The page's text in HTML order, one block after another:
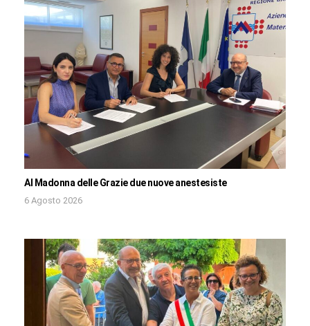
Al Madonna delle Grazie due nuove anestesiste
6 Agosto 2026